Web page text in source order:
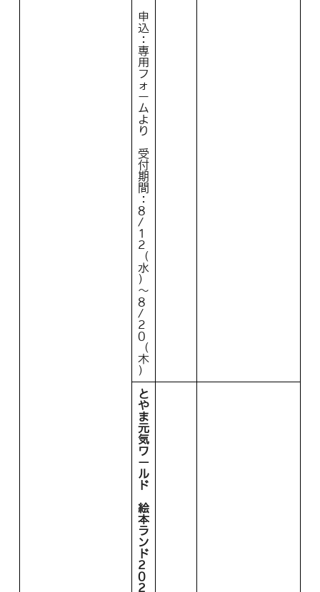
申
込
：
専
用
フ
ォ
ー
ム
よ
り
受
付
期
間
：
8
/
1
2
（
水
）
～
8
/
2
0
（
木
）
と
や
ま
元
気
ワ
ー
ル
ド
絵
本
ラ
ン
ド
2
0
2